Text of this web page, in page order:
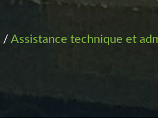
/ Assistance technique et